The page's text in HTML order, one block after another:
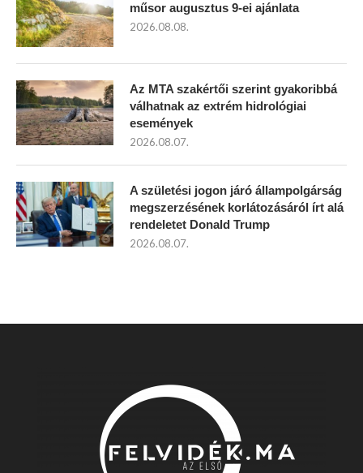
műsor augusztus 9-ei ajánlata
2026.08.08.
Az MTA szakértői szerint gyakoribbá
válhatnak az extrém hidrológiai
események
2026.08.07.
A születési jogon járó állampolgárság
megszerzésének korlátozásáról írt alá
rendeletet Donald Trump
2026.08.07.